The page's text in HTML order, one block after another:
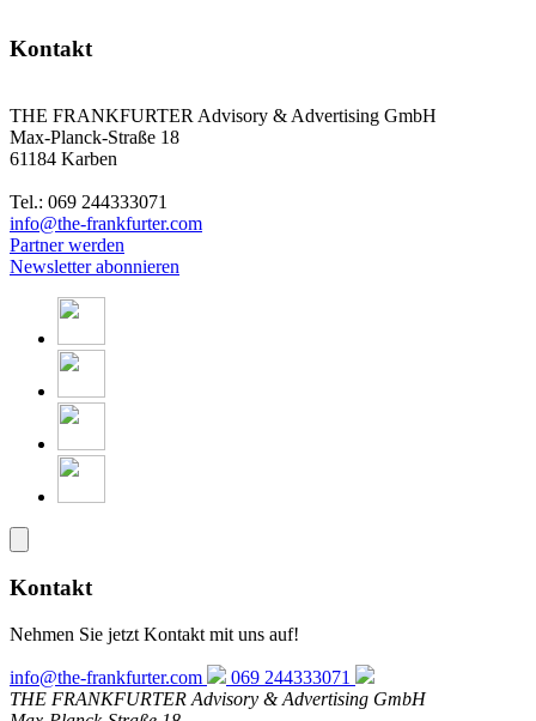
Kontakt
THE FRANKFURTER Advisory & Advertising GmbH
Max-Planck-Straße 18
61184 Karben
Tel.: 069 244333071
info@the-frankfurter.com
Partner werden
Newsletter abonnieren
Kontakt
Nehmen Sie jetzt Kontakt mit uns auf!
info@the-frankfurter.com
069 244333071
THE FRANKFURTER Advisory & Advertising GmbH